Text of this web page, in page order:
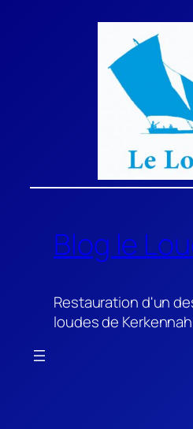
Blog le
Restauration d'un
loudes de Kerkennah